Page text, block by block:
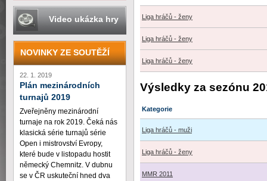
Liga hráčů - ženy
Liga hráčů - ženy
Liga hráčů - ženy
Výsledky za sezónu
Kategorie
Liga hráčů - muži
Liga hráčů - ženy
MMR 2011
Video ukázka hry
NOVINKY ZE SOUTĚŽÍ
22. 1. 2019
Plán mezinárodních
turnajů 2019
Zveřejněny mezinárodní
turnaje na rok 2019. Čeká nás
klasická série turnajů série
Open i mistrovství Evropy,
které bude v listopadu hostit
německý Chemnitz. V dubnu
se v ČR uskuteční hned dva